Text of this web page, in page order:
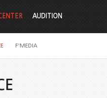
F'MEDIA
AUDITION